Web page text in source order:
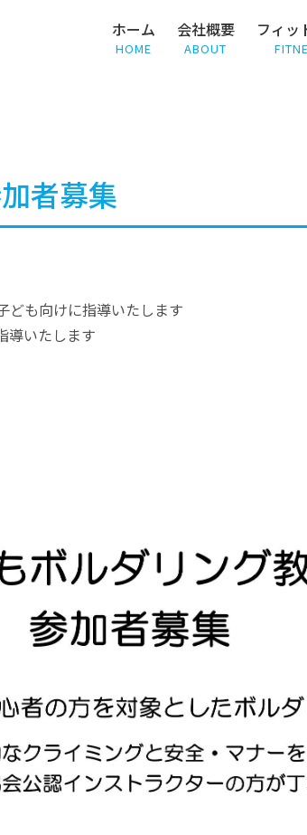
ホーム
HOME
会社概要
ABOUT
フィッ
者募集
も向けに指導いたします
導いたします